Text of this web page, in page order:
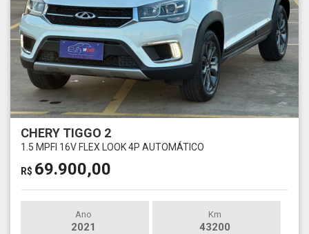
CHERY TIGGO 2
1.5 MPFI 16V FLEX LOOK 4P AUTOMÁTICO
R$ 69.900,00
Ano
2021
Km
43200